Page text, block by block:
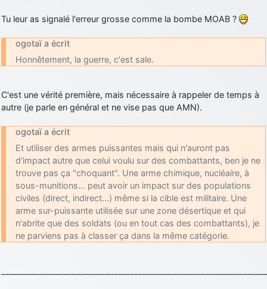
les photo des anciens appareils de l'armée de l'air de la haute -volta
d9pouces: Ça me casse quand même bien les pieds, j’avoue
d9pouces: En espérant n’avoir coupé les accessoires de personne
au passage !
d9pouces: j'ai trouvé un palliatif un peu violent, mais ça devrait aller
un peu mieux
d9pouces
: cette fois, c'est le Brésil et Singapour qui mettent le site
par terre
jericho: Ah ben je peux te confirmer que j'étais resté dans le filtre…
d9pouces: Désolé ! Mon filtrage a été un peu trop violent
manifestement
tout voir
Tu leur as signalé l'erreur grosse comme la bombe MOAB ?
ogotaï a écrit
Honnêtement, la guerre, c'est sale.
C'est une vérité première, mais nécessaire à rappeler de temps à
autre (je parle en général et ne vise pas que AMN).
ogotaï a écrit
Et utiliser des armes puissantes mais qui n'auront pas
d'impact autre que celui voulu sur des combattants, ben je ne
trouve pas ça "choquant". Une arme chimique, nucléaire, à
sous-munitions… peut avoir un impact sur des populations
civiles (direct, indirect…) même si la cible est militaire. Une
arme sur-puissante utilisée sur une zone désertique et qui
n'abrite que des soldats (ou en tout cas des combattants), je
ne parviens pas à classer ça dans la même catégorie.